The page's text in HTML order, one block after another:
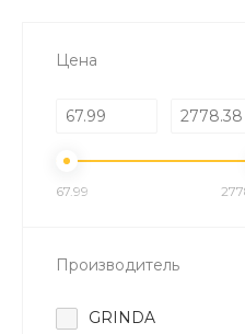
Цена
67.99
Производитель
GRINDA